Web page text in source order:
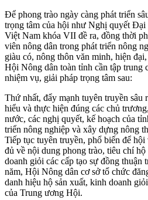
Để phong trào ngày càng phát triển
trọng tâm của hội như Nghị quyết
Việt Nam khóa VII đề ra, đồng thời
viên nông dân trong phát triển nông
giàu có, nông thôn văn minh, hiện
Hội Nông dân toàn tỉnh cần tập trung
nhiệm vụ, giải pháp trọng tâm sau:
Thứ nhất, đẩy mạnh tuyên truyền sâu
hiểu và thực hiện đúng các chủ
nước, các nghị quyết, kế hoạch của
triển nông nghiệp và xây dựng nông
Tiếp tục tuyên truyền, phổ biến để
đủ về nội dung phong trào, tiêu chí
doanh giỏi các cấp tạo sự đồng thuận
năm, Hội Nông dân cơ sở tổ chức
danh hiệu hộ sản xuất, kinh doanh
của Trung ương Hội.